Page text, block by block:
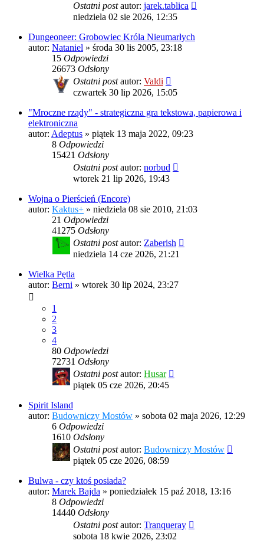
Ostatni postautor: jarek.tablica
niedziela 02 sie 2026, 12:35
Dungeoneer: Grobowiec Króla Nieumarłych
autor: Nataniel » środa 30 lis 2005, 23:18
15 Odpowiedzi
26673 Odsłony
Ostatni postautor: Valdi
czwartek 30 lip 2026, 15:05
"Mroczne rządy" - strategiczna gra tekstowa, papierowa i
elektroniczna
autor: Adeptus » piątek 13 maja 2022, 09:23
8 Odpowiedzi
15421 Odsłony
Ostatni postautor: norbud
wtorek 21 lip 2026, 19:43
Wojna o Pierścień (Encore)
autor: Kaktus+ » niedziela 08 sie 2010, 21:03
21 Odpowiedzi
41275 Odsłony
Ostatni postautor: Zaberish
niedziela 14 cze 2026, 21:21
Wielka Pętla
autor: Berni » wtorek 30 lip 2024, 23:27
1
2
3
4
80 Odpowiedzi
72731 Odsłony
Ostatni postautor: Husar
piątek 05 cze 2026, 20:45
Spirit Island
autor: Budowniczy Mostów » sobota 02 maja 2026, 12:29
6 Odpowiedzi
1610 Odsłony
Ostatni postautor: Budowniczy Mostów
piątek 05 cze 2026, 08:59
Bulwa - czy ktoś posiada?
autor: Marek Bajda » poniedziałek 15 paź 2018, 13:16
8 Odpowiedzi
14440 Odsłony
Ostatni postautor: Tranqueray
sobota 18 kwie 2026, 23:02